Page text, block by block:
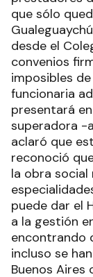
que sólo
desde el
convenios
imposibles
funcionaria
presentará
superadora -
aclaró que
reconoció
la obra
puede dar el
a la gestión
encontrando
incluso se
Buenos